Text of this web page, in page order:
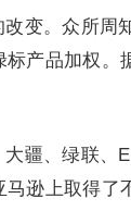
变。众所周
产品加权。
疆、绿联、
逊上取得了